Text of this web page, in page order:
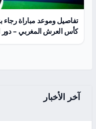
تفاصيل وموعد مباراة
كأس العرش المغربي – دور الـ 32 | كورة
آخر الأخبار